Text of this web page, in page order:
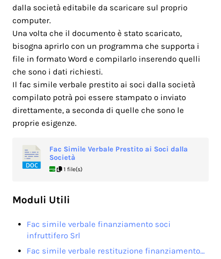
dalla società editabile da scaricare sul proprio
computer.
Una volta che il documento è stato scaricato,
bisogna aprirlo con un programma che supporta i
file in formato Word e compilarlo inserendo quelli
che sono i dati richiesti.
Il fac simile verbale prestito ai soci dalla società
compilato potrà poi essere stampato o inviato
direttamente, a seconda di quelle che sono le
proprie esigenze.
Fac Simile Verbale Prestito ai Soci dalla
Società
1 file(s)
Moduli Utili
Fac simile verbale finanziamento soci
infruttifero Srl​
Fac simile verbale restituzione finanziamento…